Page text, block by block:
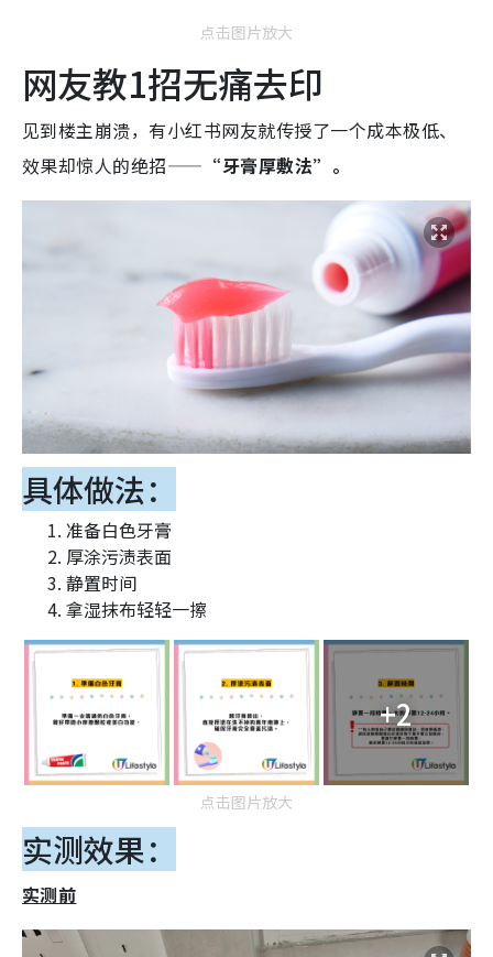
点击图片放大
网友教1招无痛去印
见到楼主崩溃，有小红书网友就传授了一个成本极低、
效果却惊人的绝招—— “牙膏厚敷法”。
具体做法：
准备白色牙膏
厚涂污渍表面
静置时间
拿湿抹布轻轻一擦
+2
点击图片放大
实测效果：
实测前